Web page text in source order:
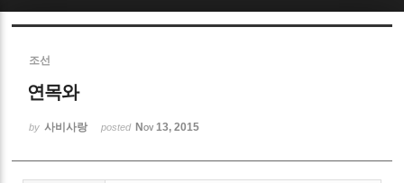
조선
연목와
by 사비사랑 posted Nov 13, 2015
Sketchbook5, 스케치북5